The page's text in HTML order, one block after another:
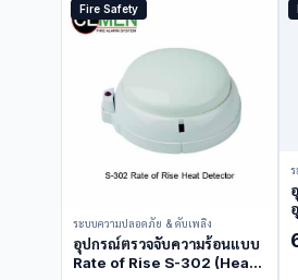
Fire Safety
ระบบความปลอดภัย & ดับเพลิง
อุปกรณ์ตรวจจับความร้อนแบบ
Rate of Rise S-302 (Heat